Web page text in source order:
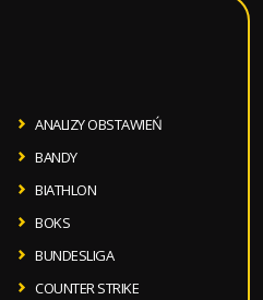
ANALIZY OBSTAWIEŃ
BANDY
BIATHLON
BOKS
BUNDESLIGA
COUNTER STRIKE